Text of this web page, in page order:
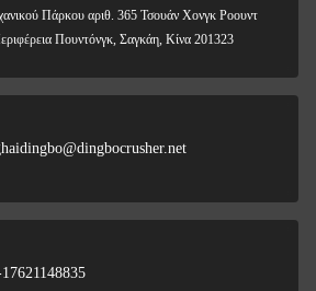
Πάρκου αριθ. 365 Τσουάν Χονγκ Ροουντ
Πουντόνγκ, Σαγκάη, Κίνα 201323